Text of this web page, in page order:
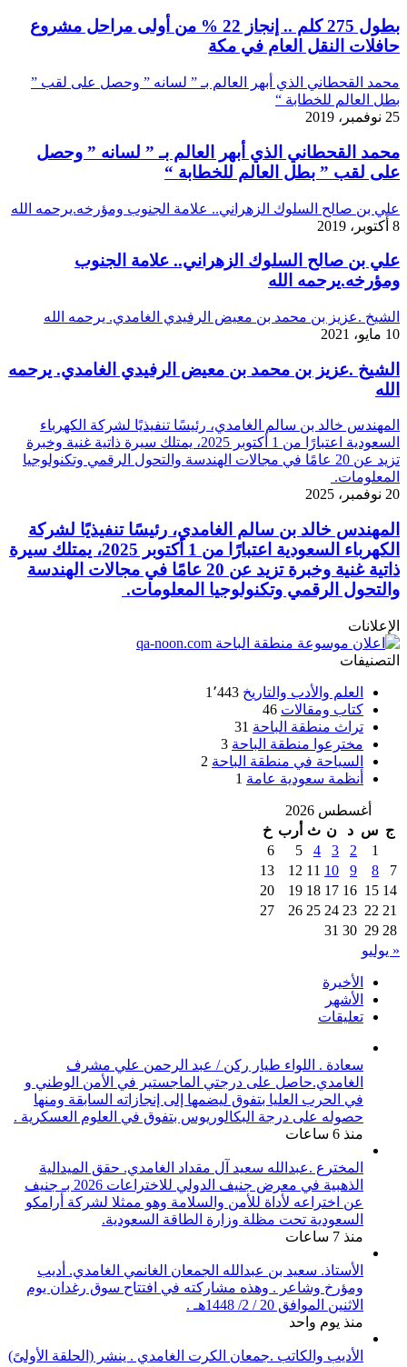
بطول 275 كلم .. إنجاز 22 % من أولى مراحل مشروع
حافلات النقل العام في مكة
محمد القحطاني الذي أبهر العالم بـ ” لسانه ” وحصل على لقب ”
بطل العالم للخطابة “
25 نوفمبر، 2019
محمد القحطاني الذي أبهر العالم بـ ” لسانه ” وحصل
على لقب ” بطل العالم للخطابة “
علي بن صالح السلوك الزهراني.. علامة الجنوب ومؤرخه.يرحمه الله
8 أكتوبر، 2019
علي بن صالح السلوك الزهراني.. علامة الجنوب
ومؤرخه.يرحمه الله
الشيخ .عزيز بن محمد بن معيض الرفيدي الغامدي. يرحمه الله
10 مايو، 2021
الشيخ .عزيز بن محمد بن معيض الرفيدي الغامدي. يرحمه
الله
المهندس خالد بن سالم الغامدي، رئيسًا تنفيذيًا لشركة الكهرباء
السعودية اعتبارًا من 1 أكتوبر 2025، يمتلك سيرة ذاتية غنية وخبرة
تزيد عن 20 عامًا في مجالات الهندسة والتحول الرقمي وتكنولوجيا
المعلومات.
20 نوفمبر، 2025
المهندس خالد بن سالم الغامدي، رئيسًا تنفيذيًا لشركة
الكهرباء السعودية اعتبارًا من 1 أكتوبر 2025، يمتلك سيرة
ذاتية غنية وخبرة تزيد عن 20 عامًا في مجالات الهندسة
والتحول الرقمي وتكنولوجيا المعلومات.
الإعلانات
التصنيفات
العلم والأدب والتاريخ 1٬443
كتاب ومقالات 46
تراث منطقة الباحة 31
مخترعوا منطقة الباحة 3
السياحة في منطقة الباحة 2
أنظمة سعودية عامة 1
أغسطس 2026
ج س د ن ث أرب خ
1
2
3
4
5
6
7
8
9
10
11
12
13
14
15
16
17
18
19
20
21
22
23
24
25
26
27
28
29
30
31
« يوليو
الأخيرة
الأشهر
تعليقات
سعادة . اللواء طيار ركن / عبد الرحمن علي مشرف
الغامدي.حاصل على درجتي الماجستير في الأمن الوطني و
في الحرب العليا بتفوق ليضمها إلى إنجازاته السابقة ومنها
حصوله على درجة البكالوريوس بتفوق في العلوم العسكرية .
منذ 6 ساعات
المخترع .عبدالله سعيد آل مقداد الغامدي. حقق الميدالية
الذهبية في معرض جنيف الدولي للاختراعات 2026 بـ جنيف
عن اختراعه لأداة للأمن والسلامة وهو ممثلا لشركة أرامكو
السعودية تحت مظلة وزارة الطاقة السعودية.
منذ 7 ساعات
الأستاذ. سعيد بن عبدالله الجمعان الغانمي الغامدي. أديب
ومؤرخ وشاعر . وهذه مشاركته في افتتاح سوق رغدان يوم
الاثنين الموافق 20 / 2/ 1448هـ .
منذ يوم واحد
الأديب والكاتب .جمعان الكرت الغامدي . ينشر (الحلقة الأولىً)